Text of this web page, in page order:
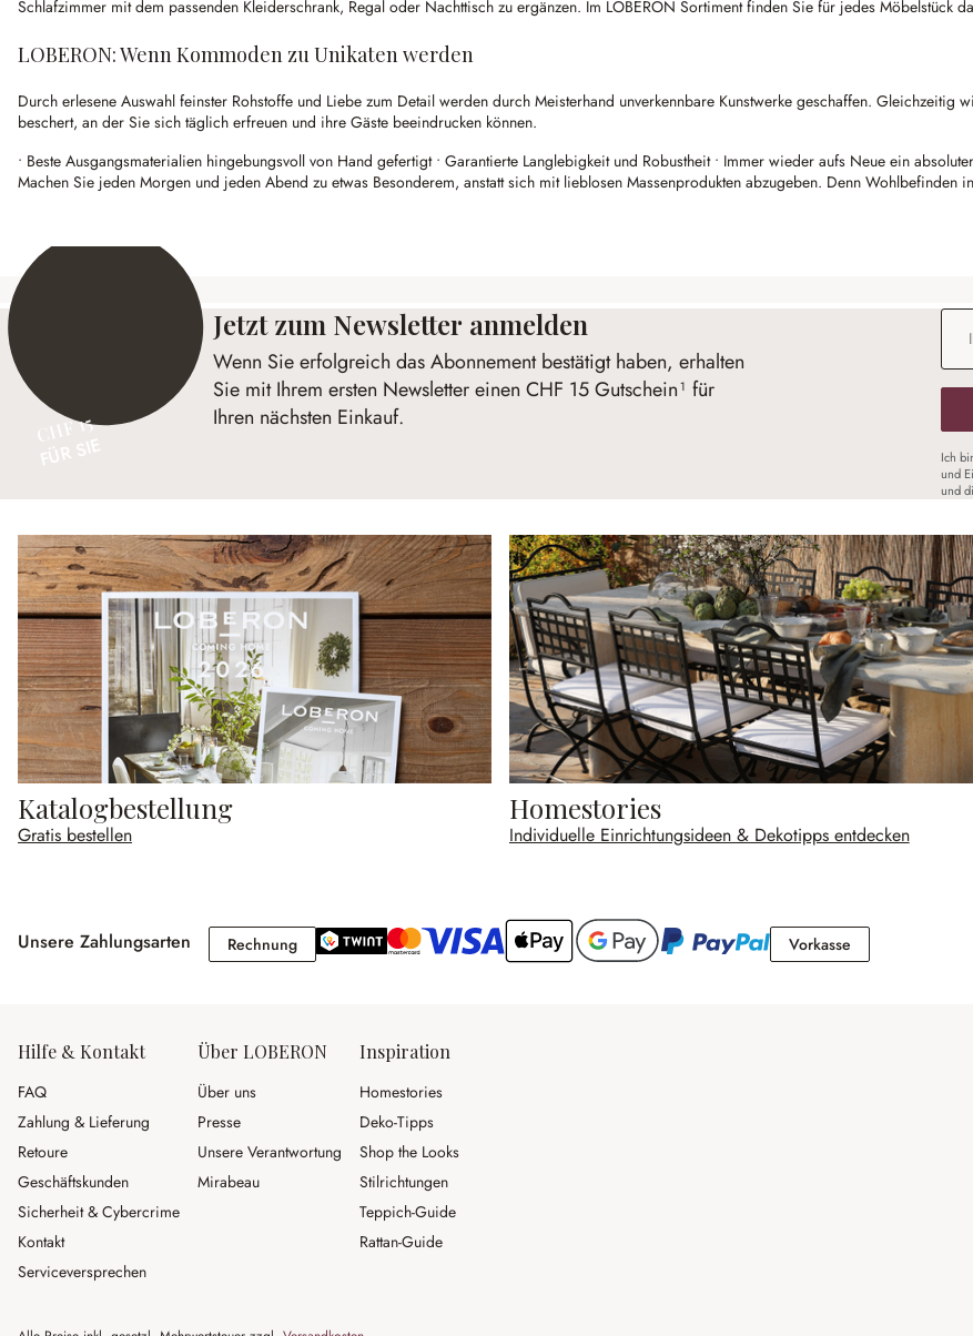
Schlafzimmer mit dem passenden Kleiderschrank, Regal oder Nachttisch zu ergänzen. Im LOBERON Sortiment finden Sie für jedes Möbelstück
LOBERON: Wenn Kommoden zu Unikaten werden
Durch erlesene Auswahl feinster Rohstoffe und Liebe zum Detail werden durch Meisterhand unverkennbare Kunstwerke geschaffen.
beschert, an der Sie sich täglich erfreuen und ihre Gäste beeindrucken können.
• Beste Ausgangsmaterialien hingebungsvoll von Hand gefertigt • Garantierte Langlebigkeit und Robustheit • Immer wieder aufs Neue ein
Machen Sie jeden Morgen und jeden Abend zu etwas Besonderem, anstatt sich mit lieblosen Massenprodukten abzugeben. Denn Wohlbefinden
CHF 15
Jetzt zum Newsletter anmelden
Wenn Sie erfolgreich das Abonnement bestätigt haben, erhalten
Sie mit Ihrem ersten Newsletter einen CHF 15 Gutschein¹ für
Ihren nächsten Einkauf.
E-
Ich
und
und
Katalogbestellung
Gratis bestellen
Homestories
Individuelle Einrichtungsideen & Dekotipps entdecken
Unsere Zahlungsarten RechnungRechnung VorkasseVorkasse
Hilfe & Kontakt
FAQ
Zahlung & Lieferung
Retoure
Geschäftskunden
Sicherheit & Cybercrime
Kontakt
Serviceversprechen
Über LOBERON
Über uns
Presse
Unsere Verantwortung
Mirabeau
Inspiration
Homestories
Deko-Tipps
Shop the Looks
Stilrichtungen
Teppich-Guide
Rattan-Guide